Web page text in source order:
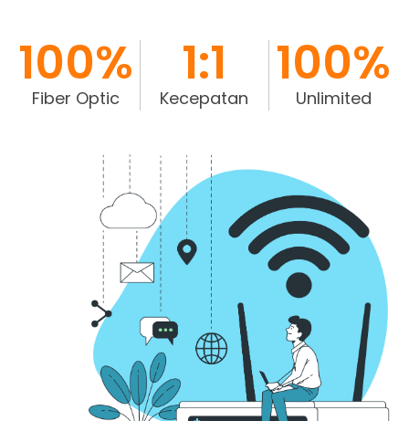
100%
Fiber Optic
1:1
Kecepatan
100%
Unlimited